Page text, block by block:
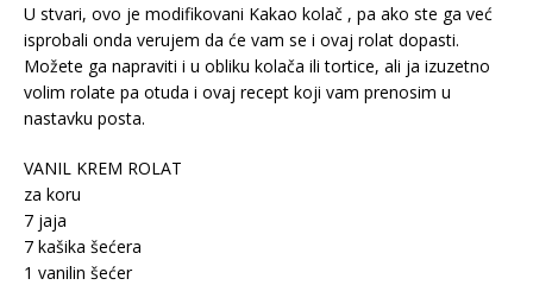
U stvari, ovo je modifikovani Kakao kolač , pa ako ste ga već
isprobali onda verujem da će vam se i ovaj rolat dopasti.
Možete ga napraviti i u obliku kolača ili tortice, ali ja izuzetno
volim rolate pa otuda i ovaj recept koji vam prenosim u
nastavku posta.
VANIL KREM ROLAT
za koru
7 jaja
7 kašika šećera
1 vanilin šećer